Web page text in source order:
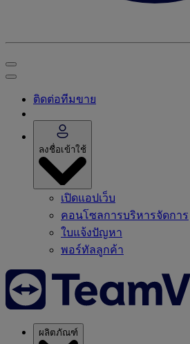
ติดต่อทีมขาย
ลงชื่อเข้าใช้
เปิดแอปเว็บ
คอนโซลการบริหารจัดการ
ใบแจ้งปัญหา
พอร์ทัลลูกค้า
ผลิตภัณฑ์